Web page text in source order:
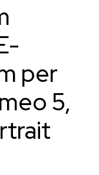
per
5,